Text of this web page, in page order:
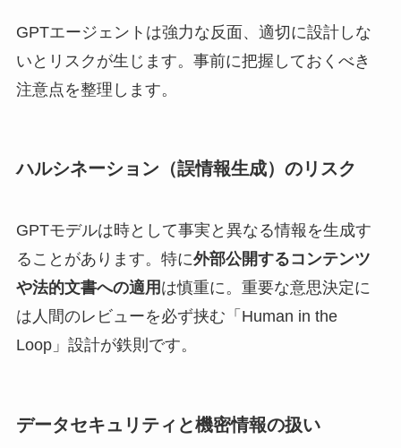
GPTエージェントは強力な反面、適切に設計しな
いとリスクが生じます。事前に把握しておくべき
注意点を整理します。
ハルシネーション（誤情報生成）のリスク
GPTモデルは時として事実と異なる情報を生成す
ることがあります。特に外部公開するコンテンツ
や法的文書への適用 は慎重に。重要な意思決定に
は人間のレビューを必ず挟む「Human in the
Loop」設計が鉄則です。
データセキュリティと機密情報の扱い